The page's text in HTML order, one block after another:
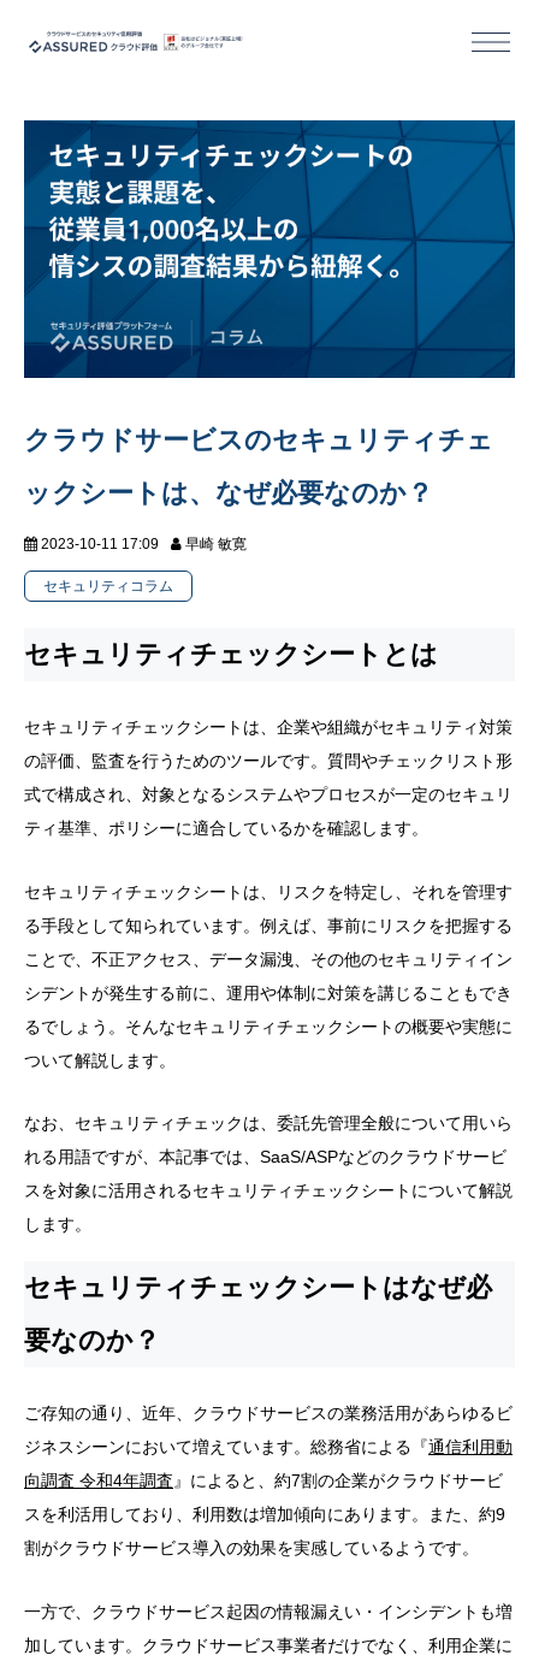
機能
導入/活用事例
セミナー
コラム
活用事例｜クラウドサービス事業者様
クラウドサービスのセキュリティチェ
ックシートは、なぜ必要なのか？
2023-10-11 17:09 早崎 敏寛
セキュリティコラム
セキュリティチェックシートとは
セキュリティチェックシートは、企業や組織がセキュリティ対策
の評価、監査を行うためのツールです。質問やチェックリスト形
式で構成され、対象となるシステムやプロセスが一定のセキュリ
ティ基準、ポリシーに適合しているかを確認します。
セキュリティチェックシートは、リスクを特定し、それを管理す
る手段として知られています。例えば、事前にリスクを把握する
ことで、不正アクセス、データ漏洩、その他のセキュリティイン
シデントが発生する前に、運用や体制に対策を講じることもでき
るでしょう。そんなセキュリティチェックシートの概要や実態に
ついて解説します。
なお、セキュリティチェックは、委託先管理全般について用いら
れる用語ですが、本記事では、SaaS/ASPなどのクラウドサービ
スを対象に活用されるセキュリティチェックシートについて解説
します。
セキュリティチェックシートはなぜ必
要なのか？
ご存知の通り、近年、クラウドサービスの業務活用があらゆるビ
ジネスシーンにおいて増えています。総務省による『通信利用動
向調査 令和4年調査 』によると、約7割の企業がクラウドサービ
スを利活用しており、利用数は増加傾向にあります。また、約9
割がクラウドサービス導入の効果を実感しているようです。
一方で、クラウドサービス起因の情報漏えい・インシデントも増
加しています。クラウドサービス事業者だけでなく、利用企業に